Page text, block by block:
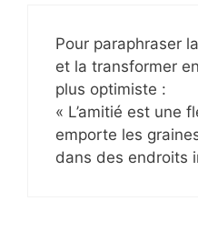
Pour paraphraser
et la transformer
plus optimiste :
« L’amitié est une
emporte les
dans des endroits